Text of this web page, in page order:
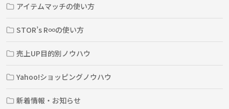
アイテムマッチの使い方
STOR’s R∞の使い方
売上UP目的別ノウハウ
Yahoo!ショッピングノウハウ
新着情報・お知らせ